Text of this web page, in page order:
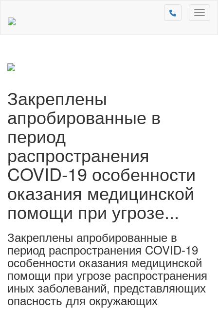
Закреплены
апробированные в
период
распространения
COVID-19 особенности
оказания медицинской
помощи при угрозе...
Закреплены апробированные в
период распространения COVID-19
особенности оказания медицинской
помощи при угрозе распространения
иных заболеваний, представляющих
опасность для окружающих